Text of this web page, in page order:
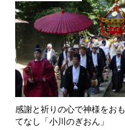
感謝と祈りの心で神様をおも
てなし「小川のぎおん」